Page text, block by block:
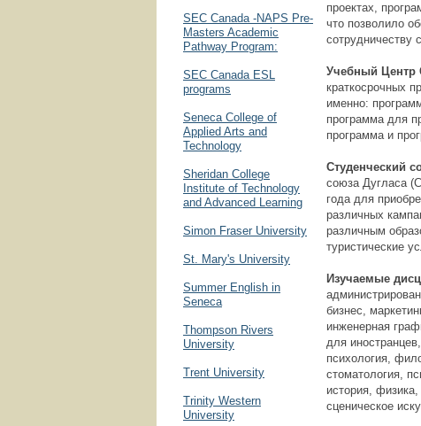
SEC Canada -NAPS Pre-
Masters Academic
Pathway Program:
SEC Canada ESL
programs
Seneca College of
Applied Arts and
Technology
Sheridan College
Institute of Technology
and Advanced Learning
Simon Fraser University
St. Mary's University
Summer English in
Seneca
Thompson Rivers
University
Trent University
Trinity Western
University
проектах,
что позволило
сотрудничеству
Учебный Центр
краткосрочных
именно:
программа для
программа и
Студенческий
союза Дугласа
года для
различных
различным
туристические
Изучаемые
бизнес,
инженерная
для
психология,
стоматология,
история,
сценическое